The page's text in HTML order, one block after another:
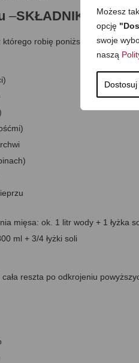
Możesz
opcję
swoje
naszą
Dostosuj
–SKŁADNIKI:
robię poniższe:
mięsa: ok. 1 litr wody + 1 łyżka
ml + 3/4 łyżki soli
reszta po odkrojeniu